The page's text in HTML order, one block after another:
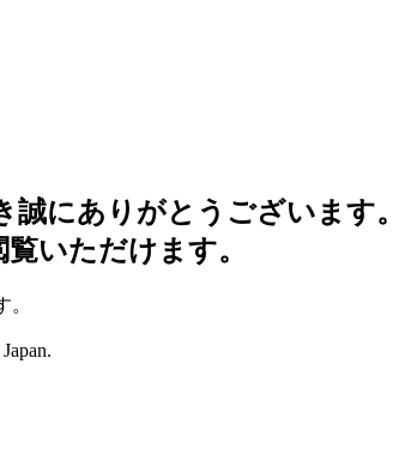
にありがとうございます。
いただけます。